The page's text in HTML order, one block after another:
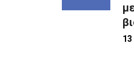
13